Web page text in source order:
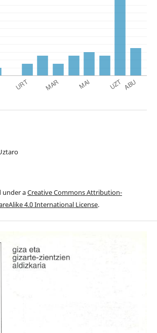
under aCreative Commons Attribution-
4.0 International License.